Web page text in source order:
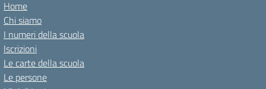
Home
Chi siamo
I numeri della scuola
Iscrizioni
Le carte della scuola
Le persone